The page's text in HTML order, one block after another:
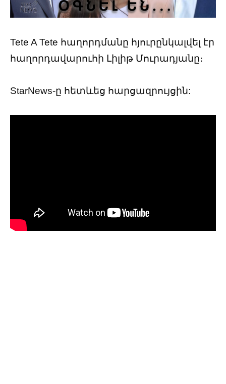
Tete A Tete հաղորդմանը հյուրընկալվել էր
հաղորդավարուհի Լիլիթ Մուրադյանը։
StarNews-ը հետևեց հարցազրույցին: